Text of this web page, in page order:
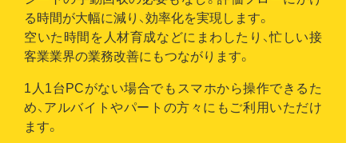
る時間が大幅に減り、効率化を実現します。
空いた時間を人材育成などにまわしたり、忙しい接
客業業界の業務改善にもつながります。
1人1台PCがない場合でもスマホから操作できるた
め、アルバイトやパートの方々にもご利用いただけ
ます。